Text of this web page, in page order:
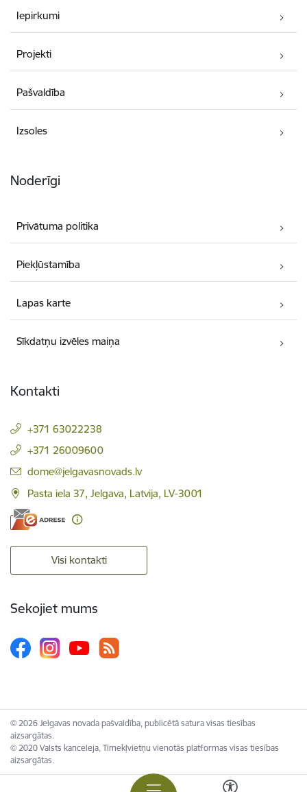
Iepirkumi
Projekti
Pašvaldība
Izsoles
Noderīgi
Privātuma politika
Piekļūstamība
Lapas karte
Sīkdatņu izvēles maiņa
Kontakti
+371 63022238
+371 26009600
E-pasts:
dome@jelgavasnovads.lv
Pasta iela 37, Jelgava, Latvija, LV-3001
Visi kontakti
Sekojiet mums
© 2026 Jelgavas novada pašvaldība, publicētā satura visas tiesības
aizsargātas.
© 2020 Valsts kanceleja, Tīmekļvietņu vienotās platformas visas tiesības
aizsargātas.